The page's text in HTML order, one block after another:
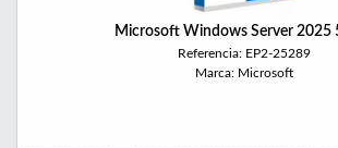
Microsoft Windows Server 2025
Referencia: EP2-25289
Marca: Microsoft